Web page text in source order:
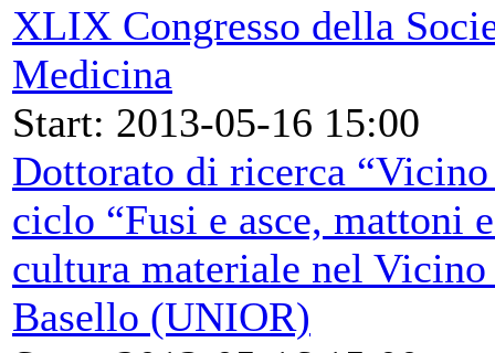
XLIX Congresso della
Medicina
Start: 2013-05-16 15:00
Dottorato di ricerca
ciclo “Fusi e asce, mattoni
cultura materiale nel
Basello (UNIOR)